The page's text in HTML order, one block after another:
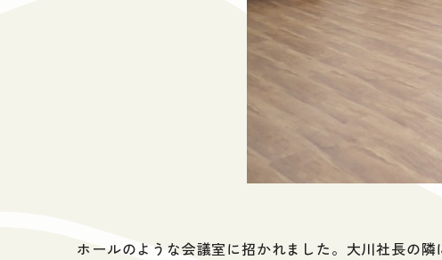
ホールのような会議室に招かれました。大川社長の